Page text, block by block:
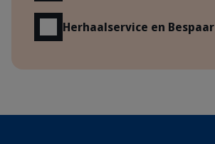
Herhaalservice en Bespaar